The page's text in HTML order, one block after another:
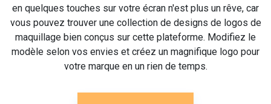
en quelques touches sur votre écran n'est plus un rêve, car
vous pouvez trouver une collection de designs de logos de
maquillage bien conçus sur cette plateforme. Modifiez le
modèle selon vos envies et créez un magnifique logo pour
votre marque en un rien de temps.